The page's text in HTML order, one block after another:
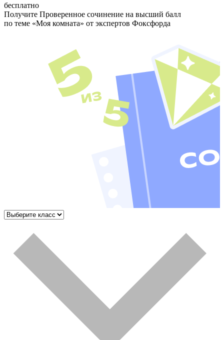
бесплатно
Получите Проверенное сочинение на высший балл
по теме «Моя комната» от экспертов Фоксфорда